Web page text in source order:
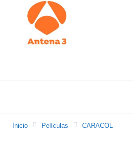
Inicio Películas CARACOL